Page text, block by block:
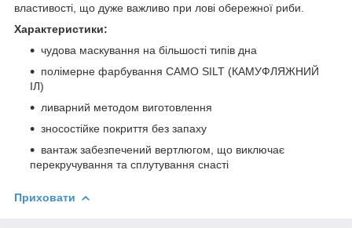
властивості, що дуже важливо при лові обережної риби.
Характеристики:
чудова маскування на більшості типів дна
полімерне фарбування CAMO SILT (КАМУФЛЯЖНИЙ
ІЛ)
ливарний методом виготовлення
зносостійке покриття без запаху
вантаж забезпечений вертлюгом, що виключає
перекручування та сплутування снасті
Приховати